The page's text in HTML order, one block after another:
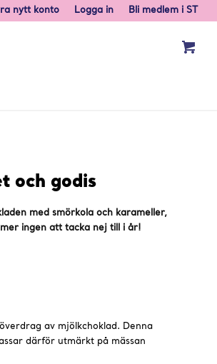
nytt konto Logga in Bli medlem i ST
och godis
med smörkola och karameller,
ingen att tacka nej till i år!
av mjölkchoklad. Denna
därför utmärkt på mässan